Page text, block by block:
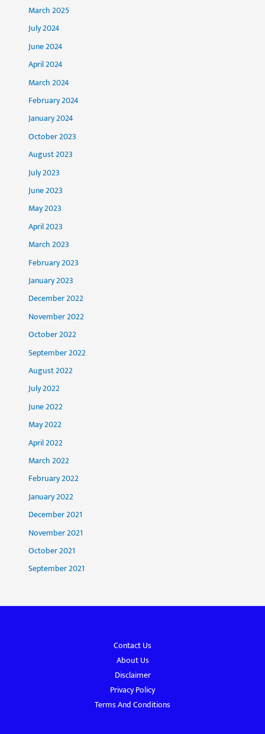
March 2025
July 2024
June 2024
April 2024
March 2024
February 2024
January 2024
October 2023
August 2023
July 2023
June 2023
May 2023
April 2023
March 2023
February 2023
January 2023
December 2022
November 2022
October 2022
September 2022
August 2022
July 2022
June 2022
May 2022
April 2022
March 2022
February 2022
January 2022
December 2021
November 2021
October 2021
September 2021
Contact Us
About Us
Disclaimer
Privacy Policy
Terms And Conditions